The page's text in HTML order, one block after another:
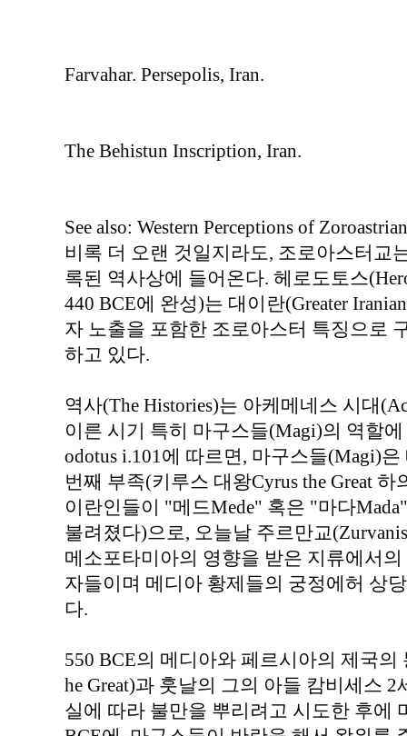
Farvahar. Persepolis, Iran.
The Behistun Inscription, Iran.
See also: Western Perceptions of
비록 더 오랜 것일지라도, 조로아스터교
록된 역사상에 들어온다. 헤로도토스
440 BCE에 완성)는 대이란(Greater
자 노출을 포함한 조로아스터 특징으로
하고 있다.
역사(The Histories)는 아케메네스 시대
이른 시기 특히 마구스들(Magi)의 역할
odotus i.101에 따르면, 마구스들(Magi)
번째 부족(키루스 대왕Cyrus the Great
이란인들이 "메드Mede" 혹은 "마다
불려졌다)으로, 오늘날 주르만교
메소포타미아의 영향을 받은 지류에서
자들이며 메디아 황제들의 궁정에허 상
다.
550 BCE의 메디아와 페르시아의 제국
he Great)과 훗날의 그의 아들 캄비세스 2
실에 따라 불만을 뿌리려고 시도한 후에